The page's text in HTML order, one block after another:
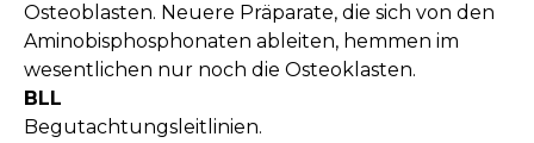
Osteoblasten. Neuere Präparate, die sich von den
Aminobisphosphonaten ableiten, hemmen im
wesentlichen nur noch die Osteoklasten.
BLL
Begutachtungsleitlinien.